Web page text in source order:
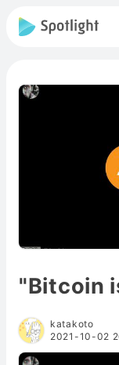
"Bitcoin
katakoto
2021-10-02